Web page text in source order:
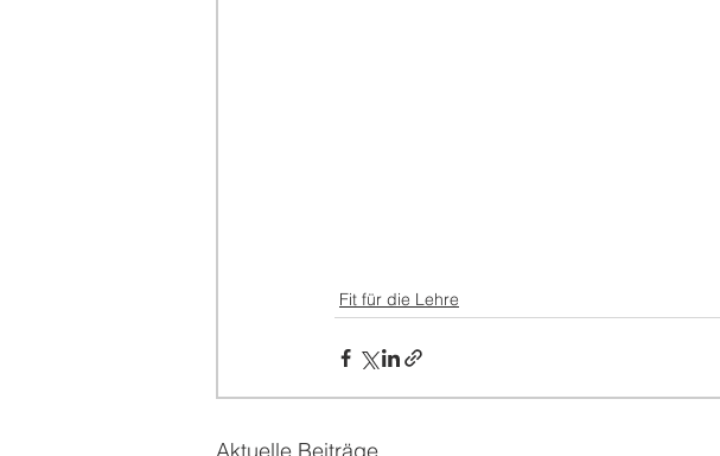
Fit für die Lehre